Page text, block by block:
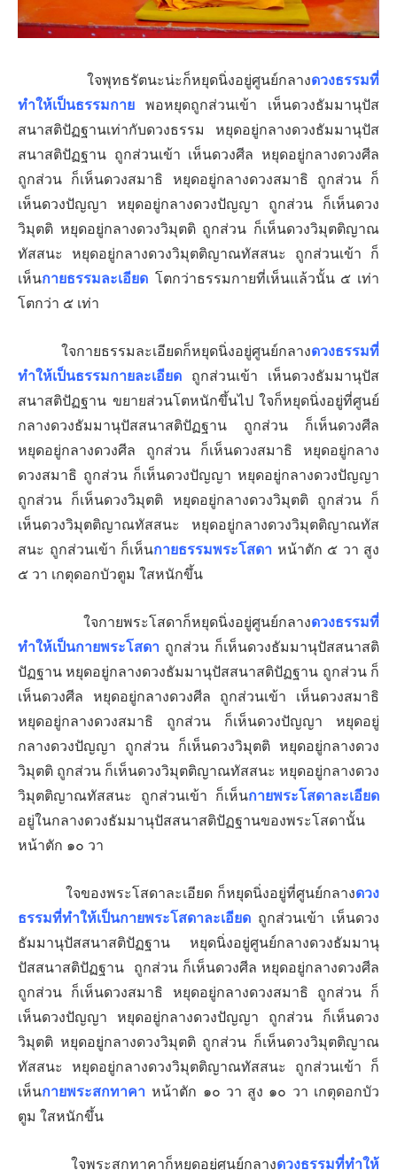
ใจพุทธรัตนะน่ะก็หยุดนิ่งอยู่ศูนย์กลางดวงธรรมที่
ทำให้เป็นธรรมกาย พอหยุดถูกส่วนเข้า เห็นดวงธัมมานุปัส
สนาสติปัฏฐานเท่ากับดวงธรรม หยุดอยู่กลางดวงธัมมานุปัส
สนาสติปัฏฐาน ถูกส่วนเข้า เห็นดวงศีล หยุดอยู่กลางดวงศีล
ถูกส่วน ก็เห็นดวงสมาธิ หยุดอยู่กลางดวงสมาธิ ถูกส่วน ก็
เห็นดวงปัญญา หยุดอยู่กลางดวงปัญญา ถูกส่วน ก็เห็นดวง
วิมุตติ หยุดอยู่กลางดวงวิมุตติ ถูกส่วน ก็เห็นดวงวิมุตติญาณ
ทัสสนะ หยุดอยู่กลางดวงวิมุตติญาณทัสสนะ ถูกส่วนเข้า ก็
เห็นกายธรรมละเอียด โตกว่าธรรมกายที่เห็นแล้วนั้น ๕ เท่า
โตกว่า ๕ เท่า
ใจกายธรรมละเอียดก็หยุดนิ่งอยู่ศูนย์กลางดวงธรรมที่
ทำให้เป็นธรรมกายละเอียด ถูกส่วนเข้า เห็นดวงธัมมานุปัส
สนาสติปัฏฐาน ขยายส่วนโตหนักขึ้นไป ใจก็หยุดนิ่งอยู่ที่ศูนย์
กลางดวงธัมมานุปัสสนาสติปัฏฐาน ถูกส่วน ก็เห็นดวงศีล
หยุดอยู่กลางดวงศีล ถูกส่วน ก็เห็นดวงสมาธิ หยุดอยู่กลาง
ดวงสมาธิ ถูกส่วน ก็เห็นดวงปัญญา หยุดอยู่กลางดวงปัญญา
ถูกส่วน ก็เห็นดวงวิมุตติ หยุดอยู่กลางดวงวิมุตติ ถูกส่วน ก็
เห็นดวงวิมุตติญาณทัสสนะ หยุดอยู่กลางดวงวิมุตติญาณทัส
สนะ ถูกส่วนเข้า ก็เห็นกายธรรมพระโสดา หน้าตัก ๕ วา สูง
๕ วา เกตุดอกบัวตูม ใสหนักขึ้น
ใจกายพระโสดาก็หยุดนิ่งอยู่ศูนย์กลางดวงธรรมที่
ทำให้เป็นกายพระโสดา ถูกส่วน ก็เห็นดวงธัมมานุปัสสนาสติ
ปัฏฐาน หยุดอยู่กลางดวงธัมมานุปัสสนาสติปัฏฐาน ถูกส่วน ก็
เห็นดวงศีล หยุดอยู่กลางดวงศีล ถูกส่วนเข้า เห็นดวงสมาธิ
หยุดอยู่กลางดวงสมาธิ ถูกส่วน ก็เห็นดวงปัญญา หยุดอยู่
กลางดวงปัญญา ถูกส่วน ก็เห็นดวงวิมุตติ หยุดอยู่กลางดวง
วิมุตติ ถูกส่วน ก็เห็นดวงวิมุตติญาณทัสสนะ หยุดอยู่กลางดวง
วิมุตติญาณทัสสนะ ถูกส่วนเข้า ก็เห็นกายพระโสดาละเอียด
อยู่ในกลางดวงธัมมานุปัสสนาสติปัฏฐานของพระโสดานั้น
หน้าตัก ๑๐ วา
ใจของพระโสดาละเอียด ก็หยุดนิ่งอยู่ที่ศูนย์กลางดวง
ธรรมที่ทำให้เป็นกายพระโสดาละเอียด ถูกส่วนเข้า เห็นดวง
ธัมมานุปัสสนาสติปัฏฐาน หยุดนิ่งอยู่ศูนย์กลางดวงธัมมานุ
ปัสสนาสติปัฏฐาน ถูกส่วน ก็เห็นดวงศีล หยุดอยู่กลางดวงศีล
ถูกส่วน ก็เห็นดวงสมาธิ หยุดอยู่กลางดวงสมาธิ ถูกส่วน ก็
เห็นดวงปัญญา หยุดอยู่กลางดวงปัญญา ถูกส่วน ก็เห็นดวง
วิมุตติ หยุดอยู่กลางดวงวิมุตติ ถูกส่วน ก็เห็นดวงวิมุตติญาณ
ทัสสนะ หยุดอยู่กลางดวงวิมุตติญาณทัสสนะ ถูกส่วนเข้า ก็
เห็นกายพระสกทาคาหน้าตัก ๑๐ วา สูง ๑๐ วา เกตุดอกบัว
ตูม ใสหนักขึ้น
ใจพระสกทาคาก็หยุดอยู่ศูนย์กลางดวงธรรมที่ทำให้